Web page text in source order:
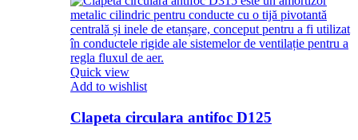
Quick view
Add to wishlist
Clapeta circulara antifoc D125